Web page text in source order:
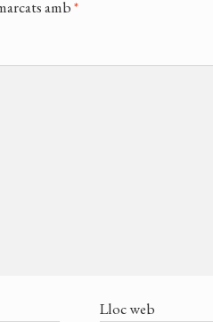
amb*
Lloc web